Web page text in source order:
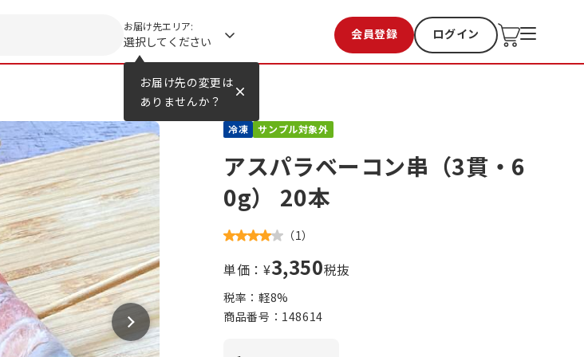
お届け先の変更は
ありませんか？
お届け先エリア:
選択してください 会員登録 ログイン
お気に入り 過去購入
冷凍 サンプル対象外
アスパラベーコン串（3貫・6
0g） 20本
（1）
単価：¥3,350税抜
税率：軽8%
商品番号： 148614